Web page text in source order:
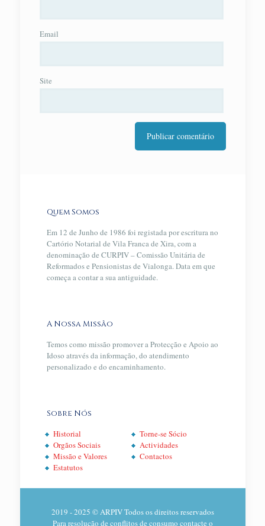
Email
Site
Quem Somos
Em 12 de Junho de 1986 foi registada por escritura no
Cartório Notarial de Vila Franca de Xira, com a
denominação de CURPIV – Comissão Unitária de
Reformados e Pensionistas de Vialonga. Data em que
começa a contar a sua antiguidade.
A Nossa Missão
Temos como missão promover a Protecção e Apoio ao
Idoso através da informação, do atendimento
personalizado e do encaminhamento.
Sobre Nós
Historial
Orgãos Sociais
Missão e Valores
Estatutos
Torne-se Sócio
Actividades
Contactos
2019 - 2025 © ARPIV Todos os direitos reservados
Para resolução de conflitos de consumo contacte o